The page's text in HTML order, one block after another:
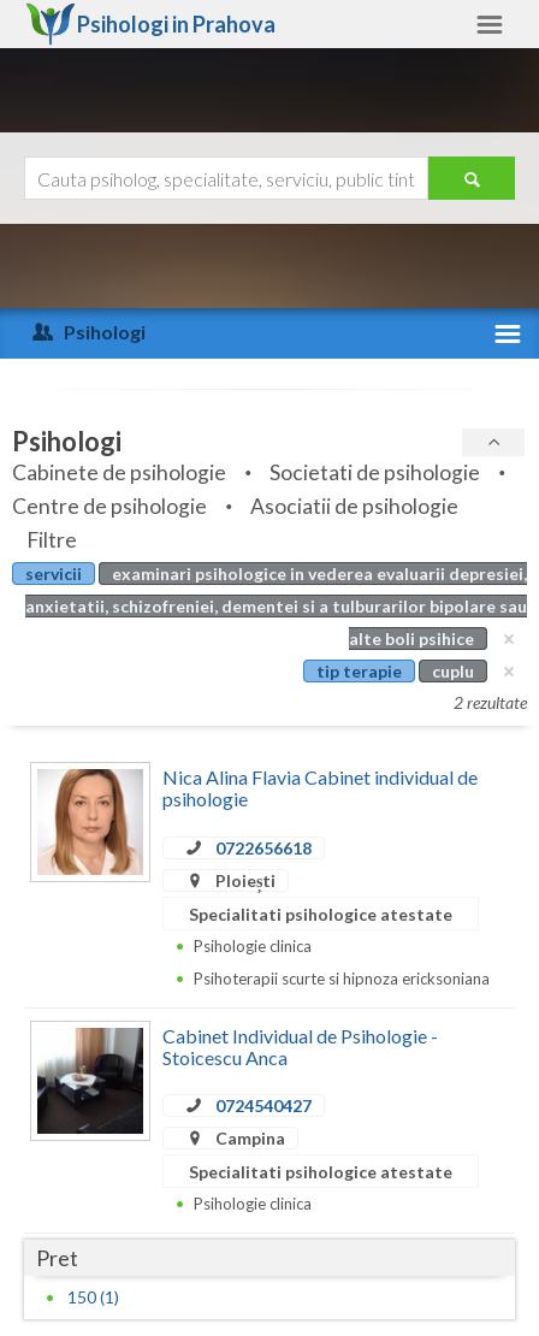
Psihologi in Prahova
Arad
Arges
Bihor
Bistrita-Nasaud
Botosani
Braila
Calarasi
Caras-Severin
Dambovita
Dolj
Galati
Hunedoara
Ajutor
Psihologi
Specialitati
Servicii
Articole
Evenimente
Psihologi
Cabinete de psihologie
Societati de psihologie
Centre de psihologie
Asociatii de psihologie
Filtre
servicii
examinari psihologice in vederea evaluarii depresiei,
anxietatii, schizofreniei, dementei si a tulburarilor bipolare sau
alte boli psihice
tip terapie
cuplu
2 rezultate
Nica Alina Flavia Cabinet individual de
psihologie
0722656618
Ploiești
Specialitati psihologice atestate
Psihologie clinica
Psihoterapii scurte si hipnoza ericksoniana
Cabinet Individual de Psihologie -
Stoicescu Anca
0724540427
Campina
Specialitati psihologice atestate
Psihologie clinica
Pret
150 (1)